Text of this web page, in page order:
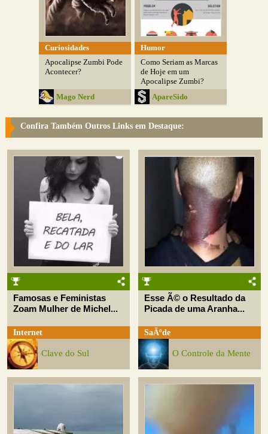
Curiosidades
Apocalipse Zumbi Pode
Acontecer?
Mago Nerd
Humor
Como Seriam as Marcas
de Hoje em um
Apocalipse Zumbi?
ApareSido
Confira Também Outros Links em Destaque:
Famosas e Feministas
Zoam Mulher de Michel...
Internet
Clave do Sul
Esse Ã© o Resultado da
Picada de uma Aranha...
SaÃºde
O Controle da Mente